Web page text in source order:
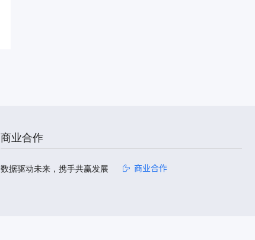
商业合作
数据驱动未来，携手共赢发展 商业合作